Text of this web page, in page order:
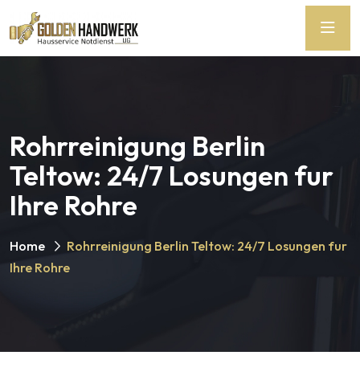
Rohrreinigung Berlin
Teltow: 24/7 Losungen fur
Ihre Rohre
Home
Rohrreinigung Berlin Teltow: 24/7 Losungen fur
Ihre Rohre